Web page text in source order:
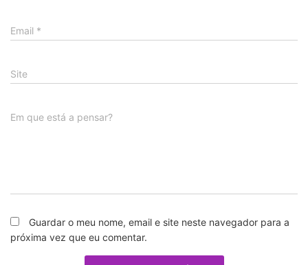
Email *
Site
Em que está a pensar?
Guardar o meu nome, email e site neste navegador para a
próxima vez que eu comentar.